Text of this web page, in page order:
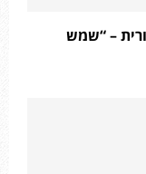
– “שמש